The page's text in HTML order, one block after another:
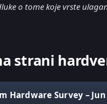
o tome koje vrste
strani
Hardware Survey – Jun